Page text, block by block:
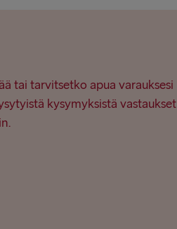
tai tarvitsetko apua varauksesi
kysymyksistä vastaukset